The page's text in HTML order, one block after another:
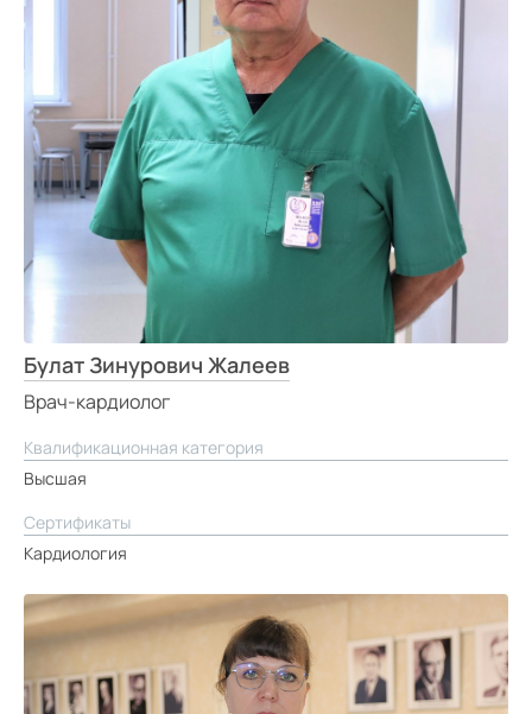
Средний
Большой
Гарнитура:
Без засечек
С засечками
Булат Зинурович Жалеев
Врач-кардиолог
Квалификационная категория
Высшая
Сертификаты
Кардиология